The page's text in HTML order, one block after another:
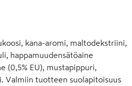
kana-aromi, maltodekstriini,
happamuudensätöaine
(0,5% EU), mustapippuri,
Valmiin tuotteen suolapitoisuus